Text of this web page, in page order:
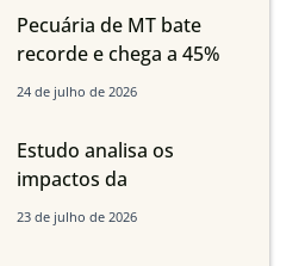
Maranhão
Pecuária de MT bate
recorde e chega a 45%
dos bovinos abatidos
24 de julho de 2026
Estudo analisa os
impactos da
infraestrutura logística
23 de julho de 2026